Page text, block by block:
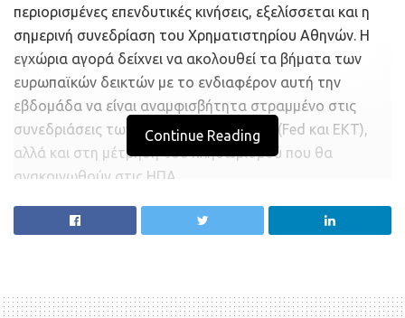
περιορισμένες επενδυτικές κινήσεις, εξελίσσεται και η
σημερινή συνεδρίαση του Χρηματιστηρίου Αθηνών. Η
εγχώρια αγορά δείχνει να ακολουθεί τα βήματα των
ευρωπαϊκών δεικτών με το ενδιαφέρον αυτή την
εβδομάδα να είναι αναμφισβήτητα στραμμένο στις
συνεδριάσεις των κεντρικών τραπεζών (Fed και ΕΚΤ),
αλλά και στη μέτρηση του πληθωρισμού που θα
ανακοινωθούν στις ΗΠΑ.
Ο Γενικός Δείκτης κερδίζει 0,11% στις 1.276,9 μονάδες με
την αξία των συναλλαγών κοντά στα 13 εκατ. ευρώ. Ο
κατά 0,78% και 0,5%, αντιστοίχως, ενώ πτωτικά
Continue Reading